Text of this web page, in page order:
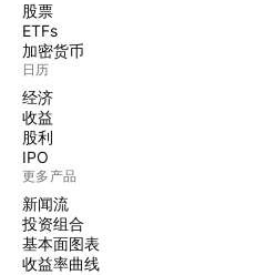
股票
ETFs
加密货币
日历
经济
收益
股利
IPO
更多产品
新闻流
投资组合
基本面图表
收益率曲线